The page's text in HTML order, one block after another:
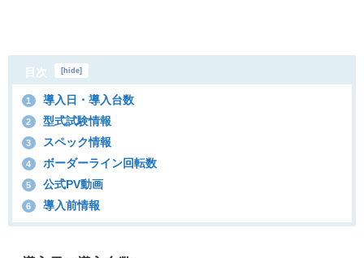
目次 hide
1 導入日・導入台数
2 型式試験情報
3 スペック情報
4 ボーダーライン回転数
5 公式PV動画
6 導入前情報